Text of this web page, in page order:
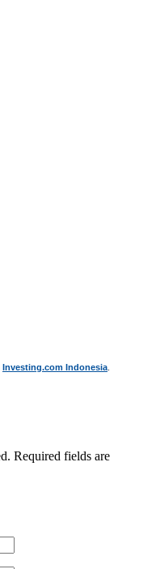
Investing.com Indonesia
Required fields are